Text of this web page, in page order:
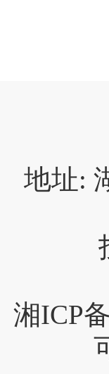
地址:
湘ICP